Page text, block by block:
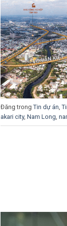
Đăng trong Tin dự án
akari city, Nam Long